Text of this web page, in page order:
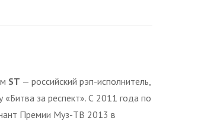
ST — российский рэп-исполнитель,
за респект». С 2011 года по
Премии Муз-ТВ 2013 в